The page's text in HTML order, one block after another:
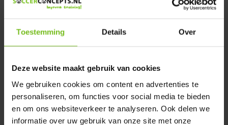
Toestemming Details Over
Deze website maakt gebruik van cookies
We gebruiken cookies om content en advertenties te
personaliseren, om functies voor social media te bieden
en om ons websiteverkeer te analyseren. Ook delen we
informatie over uw gebruik van onze site met onze
Verstuur email
Description du produit
Spécifications